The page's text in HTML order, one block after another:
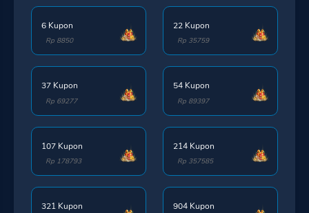
6 Kupon
Rp 8850
22 Kupon
Rp 35759
37 Kupon
Rp 69277
54 Kupon
Rp 89397
107 Kupon
Rp 178793
214 Kupon
Rp 357585
321 Kupon 904 Kupon